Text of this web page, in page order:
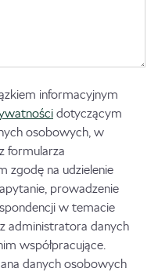
informacyjnym
dotyczącym
osobowych, w
formularza
zgodę na udzielenie
prowadzenie
w temacie
administratora danych
współpracujące.
danych osobowych